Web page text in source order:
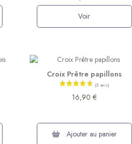
Voir
Croix Prêtre papillons
16,90 €
Ajouter au panier